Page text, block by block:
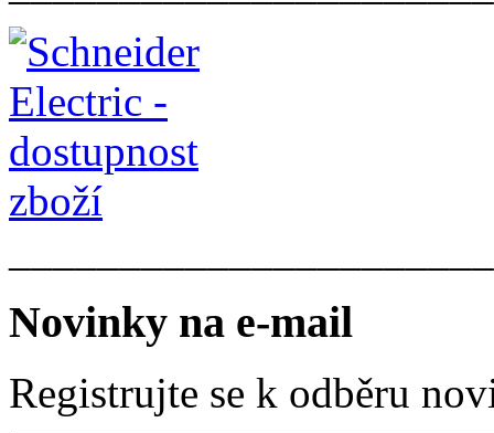
Novinky na e-mail
Registrujte se k odběru